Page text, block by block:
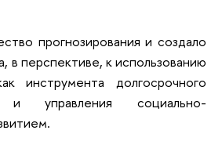
прогнозирования и создало
в перспективе, к использованию
инструмента долгосрочного
и управления социально-